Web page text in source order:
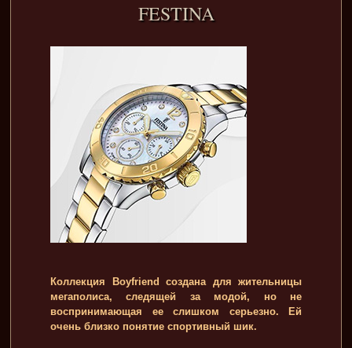
FESTINA
Коллекция Boyfriend создана для жительницы
мегаполиса, следящей за модой, но не
воспринимающая ее слишком серьезно. Ей
очень близко понятие спортивный шик.